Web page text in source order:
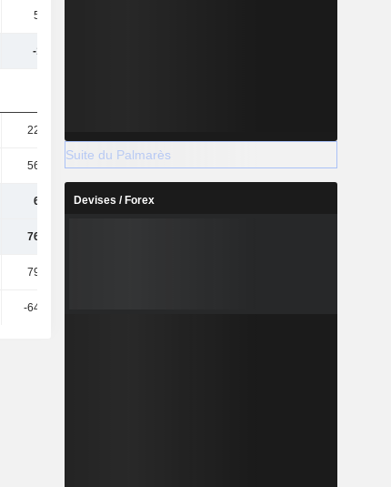
5,66 M
-124 M
22,48 M
56,68 M 19,23 M 14,66 M
61,8 M 70,47 M
76,39 M
79,53 M
-64,84 M
Suite du Palmarès
Devises / Forex